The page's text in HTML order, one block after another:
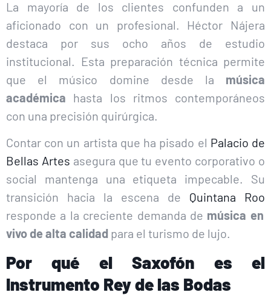
La mayoría de los clientes confunden a un
aficionado con un profesional. Héctor Nájera
destaca por sus ocho años de estudio
institucional. Esta preparación técnica permite
que el músico domine desde la música
académica hasta los ritmos contemporáneos
con una precisión quirúrgica.
Contar con un artista que ha pisado el Palacio de
Bellas Artes asegura que tu evento corporativo o
social mantenga una etiqueta impecable. Su
transición hacia la escena de
Quintana Roo
responde a la creciente demanda de música en
vivo de alta calidad para el turismo de lujo.
Por qué el Saxofón es el
Instrumento Rey de las Bodas